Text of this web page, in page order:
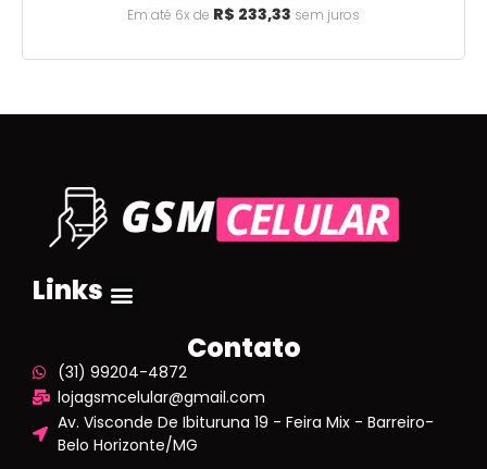
Em até 6x de R$ 233,33 sem juros
Links
Contato
(31) 99204-4872
lojagsmcelular@gmail.com
Av. Visconde De Ibituruna 19 - Feira Mix - Barreiro-
Belo Horizonte/MG